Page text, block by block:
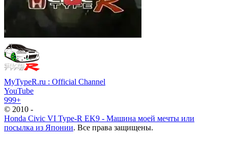
MyTypeR.ru : Official Channel
YouTube
999+
© 2010 -
Honda Civic VI Type-R EK9 - Машина моей мечты или
посылка из Японии. Все права защищены.